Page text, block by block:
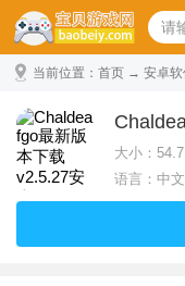
当前位置： 首页 → 安卓
大小：
语言：中文